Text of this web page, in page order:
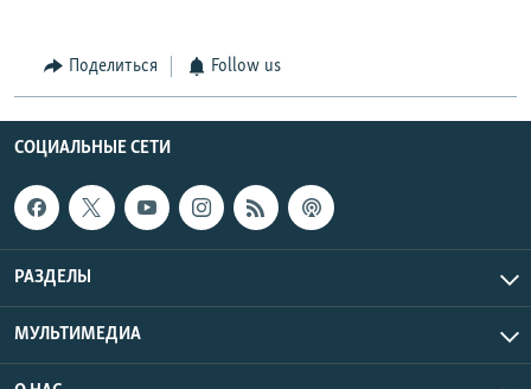
Поделиться Follow us
СОЦИАЛЬНЫЕ СЕТИ
РАЗДЕЛЫ
МУЛЬТИМЕДИА